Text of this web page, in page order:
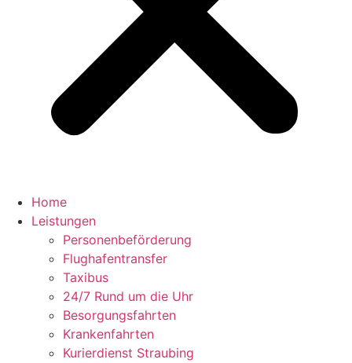
Home
Leistungen
Personenbeförderung
Flughafentransfer
Taxibus
24/7 Rund um die Uhr
Besorgungsfahrten
Krankenfahrten
Kurierdienst Straubing